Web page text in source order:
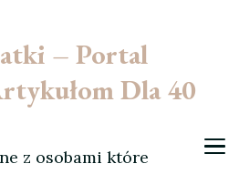
– Portal
Dla 40
z osobami które